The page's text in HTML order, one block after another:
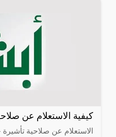
كيفية الاستعلام عن
الاستعلام عن صلاحية